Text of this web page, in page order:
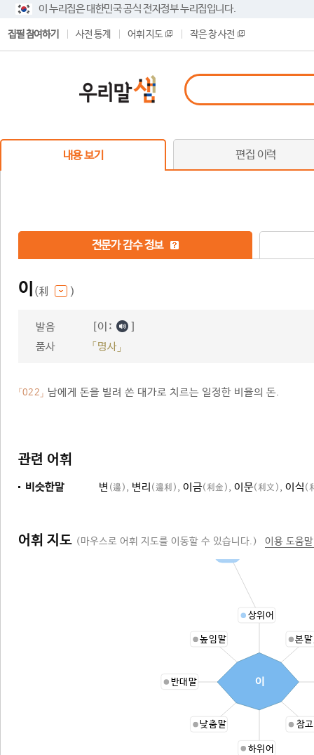
이 누리집은 대한민국 공식 전자정부 누리집입니다.
집필 참여하기 사전 통계 어휘 지도 작은 창 사전
내용 보기 편집 이력
전문가 감수 정보
이 (利 )
발음 [이ː ]
품사 「명사」
「022」 남에게 돈을 빌려 쓴 대가로 치르는 일정한 비율의 돈.
관련 어휘
비슷한말 변 (邊) , 변리 (邊利) , 이금(利金) , 이문(利文) , 이식 (
어휘 지도 (마우스로 어휘 지도를 이동할 수 있습니다.) 이용 도움
상위어
본
참
하위어
낮춤말
반대말
높임말
이